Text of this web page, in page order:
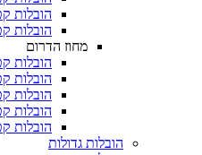
הובלות קטנות בחדרה
הובלות קטנות נצרת
הובלות קטנות באשדוד
הובלות קטנות בבאר שבע
הובלות קטנות באשקלון
הובלות קטנות באריאל
הובלות קטנות באילת
גדולות